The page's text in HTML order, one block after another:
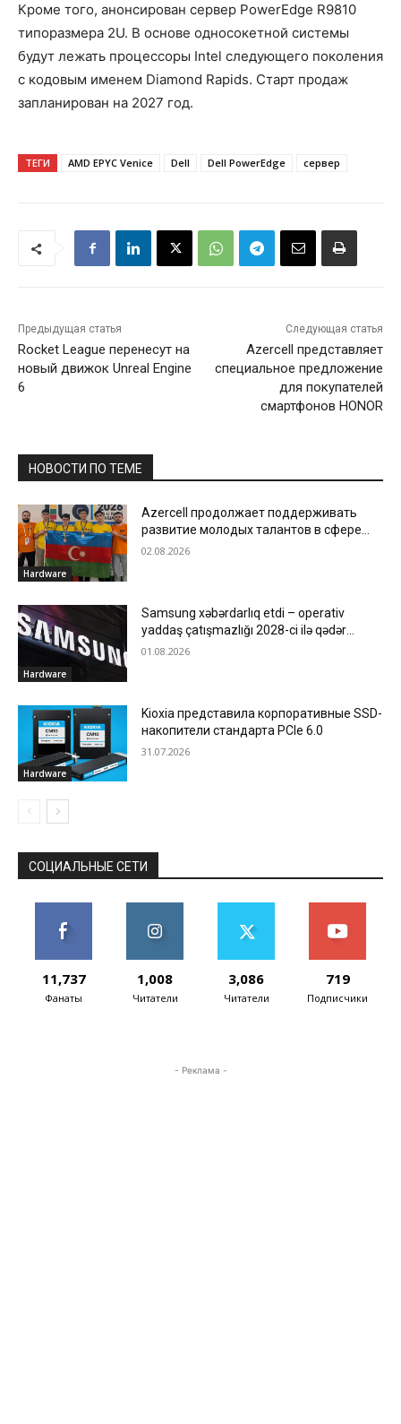
Кроме того, анонсирован сервер PowerEdge R9810
типоразмера 2U. В основе односокетной системы
будут лежать процессоры Intel следующего поколения
с кодовым именем Diamond Rapids. Старт продаж
запланирован на 2027 год.
ТЕГИ AMD EPYC Venice Dell Dell PowerEdge сервер
Предыдущая статья
Rocket League перенесут на
новый движок Unreal Engine
6
Следующая статья
Azercell представляет
специальное предложение
для покупателей
смартфонов HONOR
НОВОСТИ ПО ТЕМЕ
Hardware
Azercell продолжает поддерживать
развитие молодых талантов в сфере
информатики
02.08.2026
Hardware
Samsung xəbərdarlıq etdi – operativ
yaddaş çatışmazlığı 2028-ci ilə qədər
davam edə bilər
01.08.2026
Hardware
Kioxia представила корпоративные SSD-
накопители стандарта PCIe 6.0
31.07.2026
СОЦИАЛЬНЫЕ СЕТИ
11,737
Фанаты
1,008
Читатели
3,086
Читатели
719
Подписчики
- Реклама -